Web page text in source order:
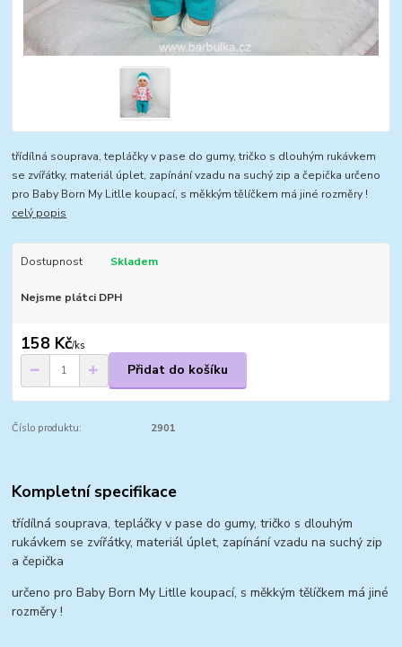
třídílná souprava, tepláčky v pase do gumy, tričko s dlouhým rukávkem
se zvířátky, materiál úplet, zapínání vzadu na suchý zip a čepička určeno
pro Baby Born My Litlle koupací, s měkkým tělíčkem má jiné rozměry !
celý popis
Dostupnost Skladem
Nejsme plátci DPH
158 Kč/ks
Přidat do košíku
Číslo produktu: 2901
Kompletní specifikace
třídílná souprava, tepláčky v pase do gumy, tričko s dlouhým
rukávkem se zvířátky, materiál úplet, zapínání vzadu na suchý zip
a čepička
určeno pro Baby Born My Litlle koupací, s měkkým tělíčkem má jiné
rozměry !